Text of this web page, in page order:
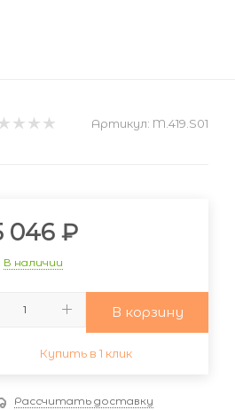
Артикул: M.419.S01
046 ₽
В наличии
В корзину
Купить в 1 клик
Рассчитать доставку